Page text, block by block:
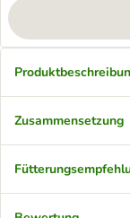
Zusammensetzung